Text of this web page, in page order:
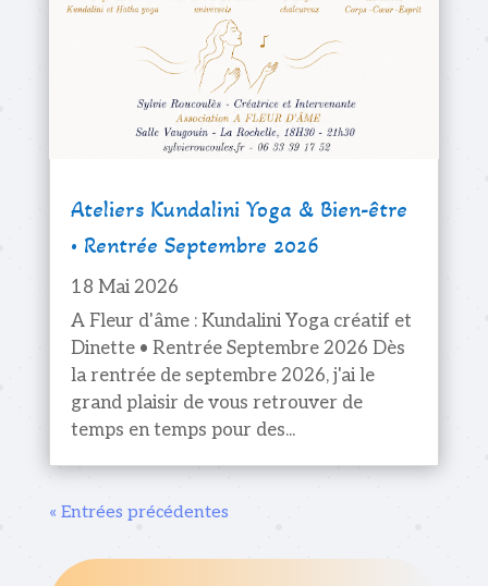
Ateliers Kundalini Yoga & Bien-être
• Rentrée Septembre 2026
18 Mai 2026
A Fleur d'âme : Kundalini Yoga créatif et
Dinette • Rentrée Septembre 2026 Dès
la rentrée de septembre 2026, j'ai le
grand plaisir de vous retrouver de
temps en temps pour des...
« Entrées précédentes